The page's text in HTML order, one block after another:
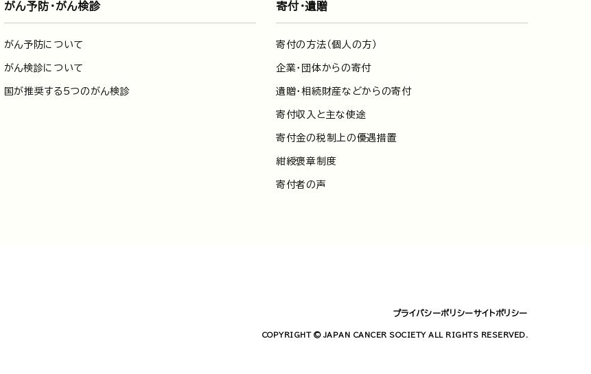
がん予防・がん検診
がん予防について
がん検診について
国が推奨する5つのがん検診
寄付・遺贈
寄付の方法（個人の方）
企業・団体からの寄付
遺贈・相続財産などからの寄付
寄付収入と主な使途
寄付金の税制上の優遇措置
紺綬褒章制度
寄付者の声
プライバシーポリシーサイトポリシー
COPYRIGHT © JAPAN CANCER SOCIETY ALL RIGHTS RESERVED.